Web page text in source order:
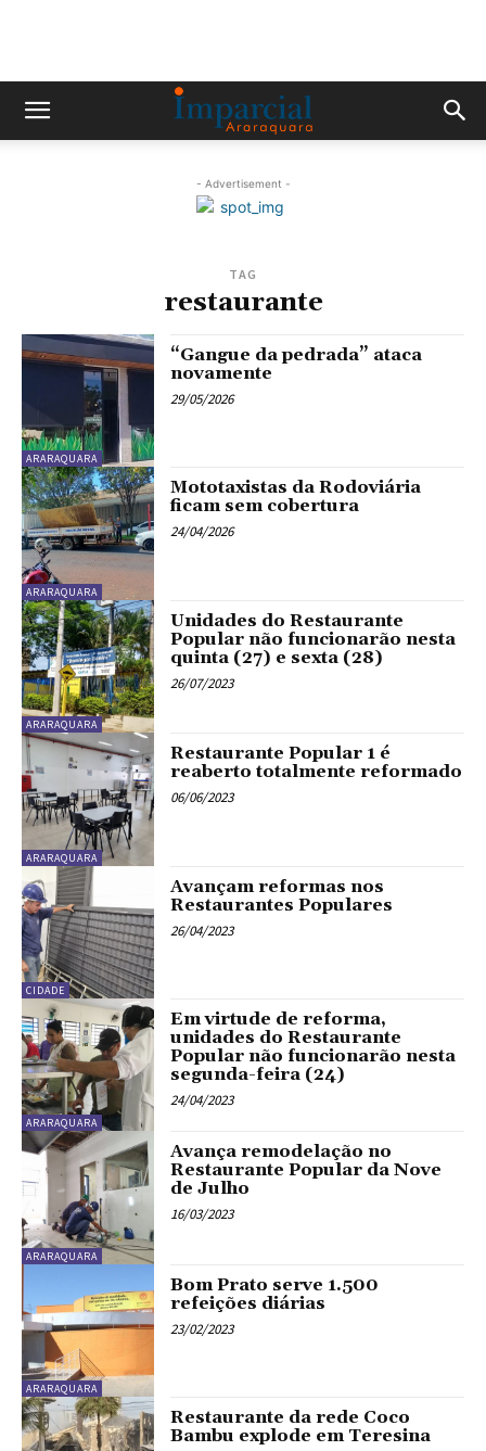
- Advertisement -
TAG
restaurante
ARARAQUARA
“Gangue da pedrada” ataca
novamente
29/05/2026
ARARAQUARA
Mototaxistas da Rodoviária
ficam sem cobertura
24/04/2026
ARARAQUARA
Unidades do Restaurante
Popular não funcionarão nesta
quinta (27) e sexta (28)
26/07/2023
ARARAQUARA
Restaurante Popular 1 é
reaberto totalmente reformado
06/06/2023
CIDADE
Avançam reformas nos
Restaurantes Populares
26/04/2023
ARARAQUARA
Em virtude de reforma,
unidades do Restaurante
Popular não funcionarão nesta
segunda-feira (24)
24/04/2023
ARARAQUARA
Avança remodelação no
Restaurante Popular da Nove
de Julho
16/03/2023
ARARAQUARA
Bom Prato serve 1.500
refeições diárias
23/02/2023
Restaurante da rede Coco
Bambu explode em Teresina